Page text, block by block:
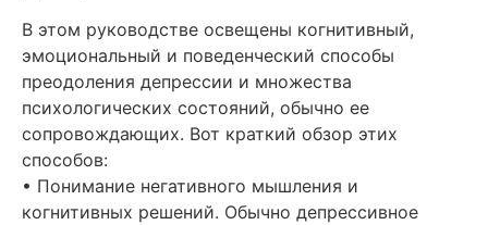
В этом руководстве освещены когнитивный,
эмоциональный и поведенческий способы
преодоления депрессии и множества
психологических состояний, обычно ее
сопровождающих. Вот краткий обзор этих
способов:
• Понимание негативного мышления и
когнитивных решений. Обычно депрессивное